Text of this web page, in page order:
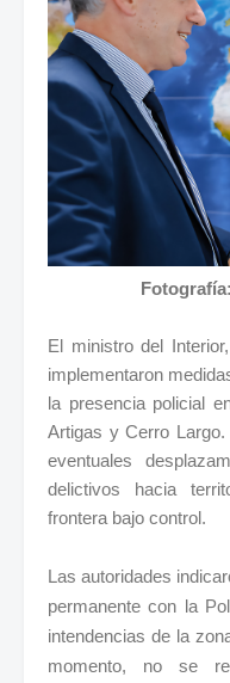
El ministro del
implementaron
la presencia policial
Artigas y Cerro
eventuales
delictivos hacia
frontera bajo control.
Las autoridades
permanente con la
intendencias de la
momento, no se